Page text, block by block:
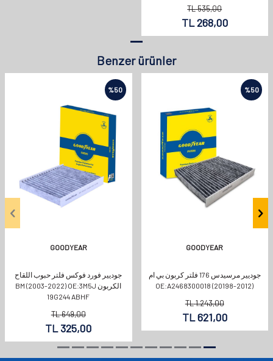
535,00
TL
268,00
TL
Benzer ürünler
%50
GOODYEAR
جوديير مرسيدس 176 فلتر كربون بي ام
(2012-20198) OE:A2468300018
1.243,00
TL
621,00
TL
%50
GOODYEAR
جوديير فورد فوكس فلتر حبوب اللقاح
الكربون BM (2003-2022) OE:3M5J
19G244 ABHF
649,00
TL
325,00
TL